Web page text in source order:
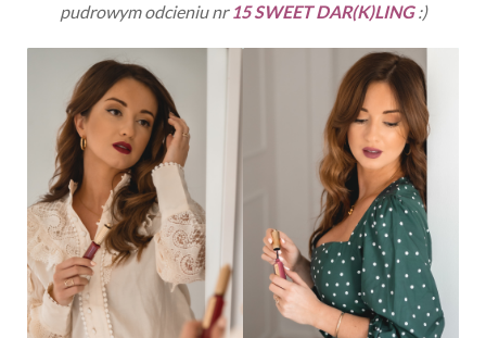
pudrowym odcieniu nr15 SWEET DAR(K)LING:)